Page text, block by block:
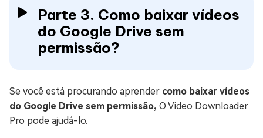
Parte 3. Como baixar vídeos
do Google Drive sem
permissão?
Se você está procurando aprender como baixar vídeos
do Google Drive sem permissão, O Video Downloader
Pro pode ajudá-lo.